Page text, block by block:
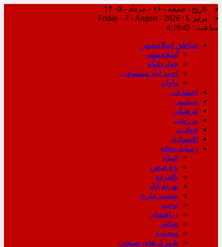
تاریخ : جمعه - ۱۶ - مرداد - ۱۴۰۵
برابر با : Friday - 7 - August - 2026
ساعت : 4:19:45
مناطق اسلامشهر
اسلامشهر
چهاردانگه
احمد آباد مستوفی
واوان
اجتماعی
سیاسی
فرهنگی
ورزشی
حوادث
اقتصادی
رسانه محله
انبیاء
باغ فیض
باغنرده
بهرام آباد
بیست متری
توحید
زرافشان
سالور
سعیدیه
شهرک های صنعتی